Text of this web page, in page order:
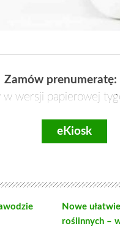
Zamów prenumeratę:
w wersji papierowej
eKiosk
Nowe
roślinnych –